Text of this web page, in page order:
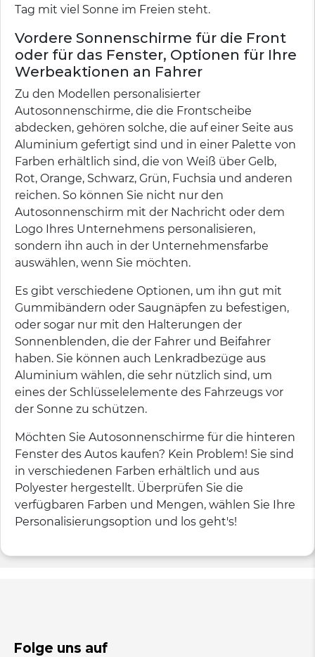
Tag mit viel Sonne im Freien steht.
Vordere Sonnenschirme für die Front
oder für das Fenster, Optionen für Ihre
Werbeaktionen an Fahrer
Zu den Modellen personalisierter
Autosonnenschirme, die die Frontscheibe
abdecken, gehören solche, die auf einer Seite aus
Aluminium gefertigt sind und in einer Palette von
Farben erhältlich sind, die von Weiß über Gelb,
Rot, Orange, Schwarz, Grün, Fuchsia und anderen
reichen. So können Sie nicht nur den
Autosonnenschirm mit der Nachricht oder dem
Logo Ihres Unternehmens personalisieren,
sondern ihn auch in der Unternehmensfarbe
auswählen, wenn Sie möchten.
Es gibt verschiedene Optionen, um ihn gut mit
Gummibändern oder Saugnäpfen zu befestigen,
oder sogar nur mit den Halterungen der
Sonnenblenden, die der Fahrer und Beifahrer
haben. Sie können auch Lenkradbezüge aus
Aluminium wählen, die sehr nützlich sind, um
eines der Schlüsselelemente des Fahrzeugs vor
der Sonne zu schützen.
Möchten Sie Autosonnenschirme für die hinteren
Fenster des Autos kaufen? Kein Problem! Sie sind
in verschiedenen Farben erhältlich und aus
Polyester hergestellt. Überprüfen Sie die
verfügbaren Farben und Mengen, wählen Sie Ihre
Personalisierungsoption und los geht's!
Folge uns auf